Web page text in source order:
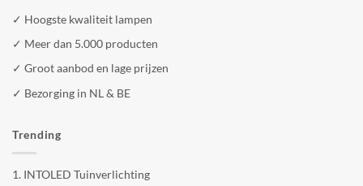
✓ Hoogste kwaliteit lampen
✓ Meer dan 5.000 producten
✓ Groot aanbod en lage prijzen
✓ Bezorging in NL & BE
Trending
1. INTOLED Tuinverlichting